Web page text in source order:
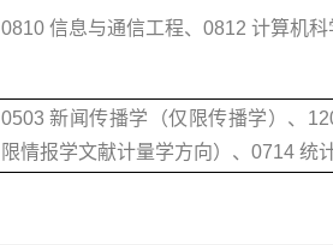
0810 信息与通信工程、0812 计算机
0503 新闻传播学（仅限传播学）、
限情报学文献计量学方向）、0714 统